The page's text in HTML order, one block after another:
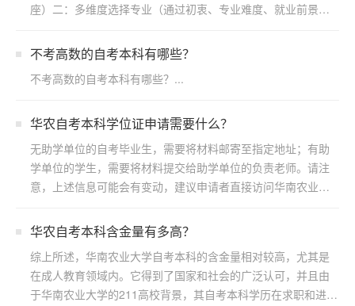
座）二：多维度选择专业（通过初衷、专业难度、就业前景方
不考高数的自考本科有哪些？
不考高数的自考本科有哪些？...
华农自考本科学位证申请需要什么？
无助学单位的自考毕业生，需要将材料邮寄至指定地址；有助
学单位的学生，需要将材料提交给助学单位的负责老师。请注
意，上述信息可能会有变动，建议申请者直接访问华南农业大
华农自考本科含金量有多高？
综上所述，华南农业大学自考本科的含金量相对较高，尤其是
在成人教育领域内。它得到了国家和社会的广泛认可，并且由
于华南农业大学的211高校背景，其自考本科学历在求职和进一